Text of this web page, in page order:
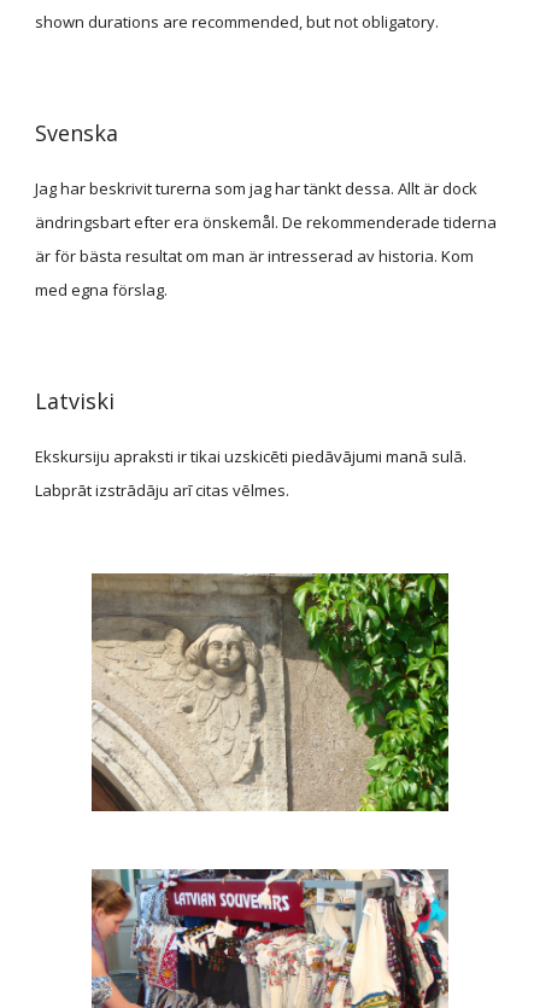
shown durations are recommended, but not obligatory.
Svenska
Jag har beskrivit turerna som jag har tänkt dessa. Allt är dock
ändringsbart efter era önskemål. De rekommenderade tiderna
är för bästa resultat om man är intresserad av historia. Kom
med egna förslag.
Latviski
Ekskursiju apraksti ir tikai uzskicēti piedāvājumi manā sulā.
Labprāt izstrādāju arī citas vēlmes.